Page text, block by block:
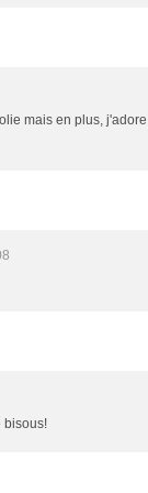
mais en plus,
bisous!